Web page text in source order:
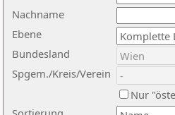
Nachname
Ebene
Bundesland
Spgem./Kreis/Verein
Nur